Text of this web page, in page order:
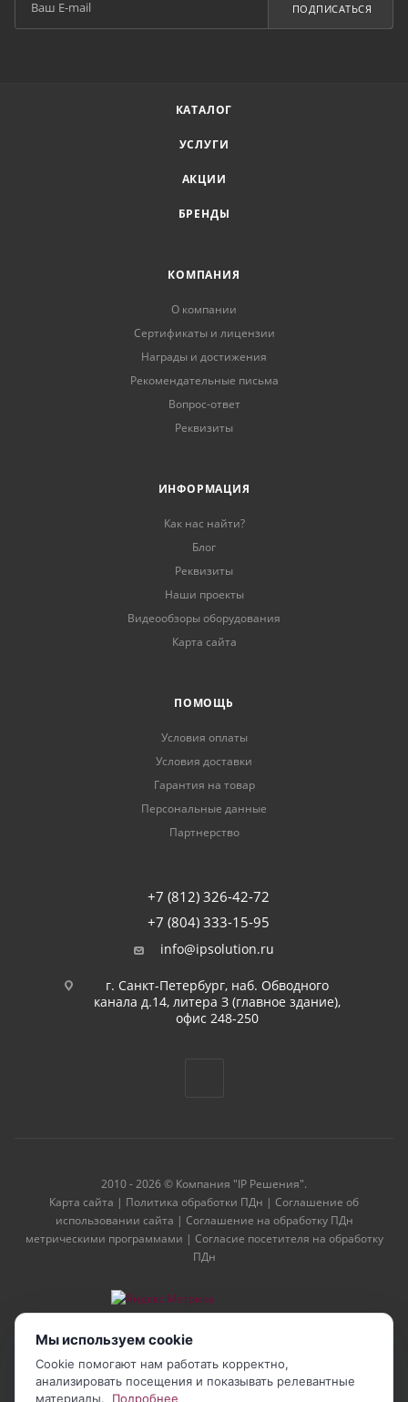
ПОДПИСАТЬСЯ
КАТАЛОГ
УСЛУГИ
АКЦИИ
БРЕНДЫ
КОМПАНИЯ
О компании
Сертификаты и лицензии
Награды и достижения
Рекомендательные письма
Вопрос-ответ
Реквизиты
ИНФОРМАЦИЯ
Как нас найти?
Блог
Реквизиты
Наши проекты
Видеообзоры оборудования
Карта сайта
ПОМОЩЬ
Условия оплаты
Условия доставки
Гарантия на товар
Персональные данные
Партнерство
+7 (812) 326-42-72
+7 (804) 333-15-95
info@ipsolution.ru
г. Санкт-Петербург, наб. Обводного
канала д.14, литера З (главное здание),
офис 248-250
2010 - 2026 © Компания "IP Решения".
Карта сайта | Политика обработки ПДн | Соглашение об
использовании сайта | Соглашение на обработку ПДн
метрическими программами | Согласие посетителя на обработку
ПДн
Мы используем cookie
Cookie помогают нам работать корректно,
анализировать посещения и показывать релевантные
материалы.
Подробнее